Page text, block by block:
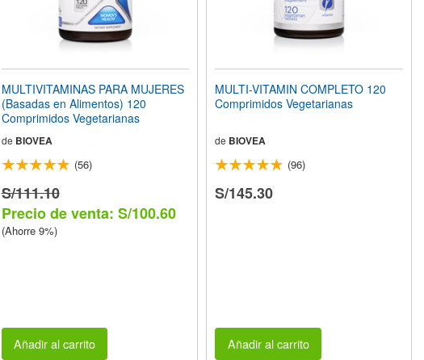
MULTIVITAMINAS PARA MUJERES
(Basadas en Alimentos) 120
Comprimidos Vegetarianas
de BIOVEA
(56)
S/111.10
Precio de venta: S/100.60
(Ahorre 9%)
Añadir al carrito
MULTI-VITAMIN COMPLETO 120
Comprimidos Vegetarianas
de BIOVEA
(96)
S/145.30
Añadir al carrito